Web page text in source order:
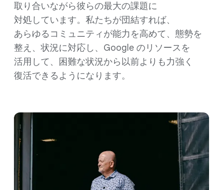
取り合いながら​彼らの​最大の​課題に​
対処しています。​私たちが団結すれば、​
あらゆる​コミュニティが​能力を​高めて、​態勢を​
整え、​状況に​対応し、​Google の​リソースを​
活用して、​困難な​状況から​以前よりも​力強く​
復活できるようになります。